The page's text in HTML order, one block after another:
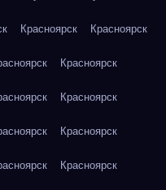
Красноярск Красноярск
Красноярск
Красноярск
Красноярск
Красноярск